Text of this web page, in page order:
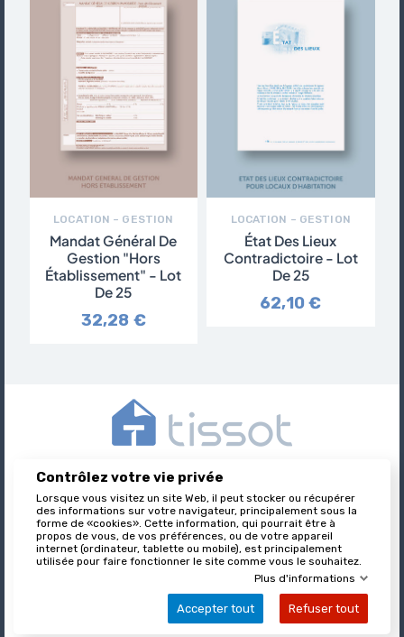
LOCATION – GESTION
Mandat Général De
Gestion "hors
Établissement" - Lot
De 25
32,28 €
LOCATION – GESTION
État Des Lieux
Contradictoire - Lot
De 25
62,10 €
Tissot est l’éditeur des formulaires juridiques immobiliers,
nationalement reconnu et leader sur son marché.
À PROPOS DE TISSOT 
Contrôlez votre vie privée
Lorsque vous visitez un site Web, il peut stocker ou récupérer
des informations sur votre navigateur, principalement sous la
forme de «cookies». Cette information, qui pourrait être à
propos de vous, de vos préférences, ou de votre appareil
internet (ordinateur, tablette ou mobile), est principalement
utilisée pour faire fonctionner le site comme vous le souhaitez.
Plus d'informations
Accepter tout Refuser tout